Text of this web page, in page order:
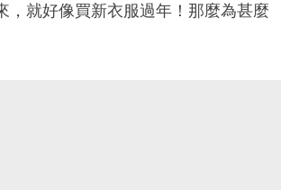
，就好像買新衣服過年！那麼為甚麼